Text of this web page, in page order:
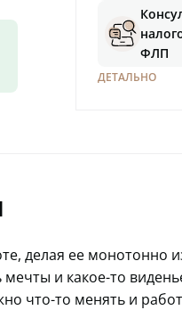
ФЛП
ДЕТАЛЬНО
делая ее монотонно
и какое-то
что-то менять и